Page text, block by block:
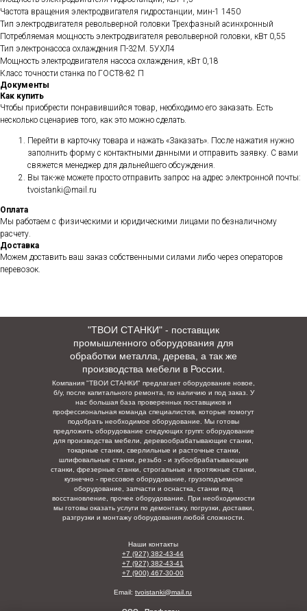
Частота вращения электродвигателя гидростанции, мин-1 1450
Тип электродвигателя револьверной головки Трехфазный асинхронный
Потребляемая мощность электродвигателя револьверной головки, кВт 0,55
Тип электронасоса охлаждения П-32М. 5УХЛ4
Мощность электродвигателя насоса охлаждения, кВт 0,18
Класс точности станка по ГОСТ8-82 П
Документы
Как купить
Чтобы приобрести понравившийся товар, необходимо его заказать. Есть
несколько сценариев того, как это можно сделать.
Перейти в карточку товара и нажать «Заказать». После нажатия нужно
заполнить форму с контактными данными и отправить заявку. С вами
свяжется менеджер для дальнейшего обсуждения.
Вы так-же можете просто отправить запрос на адрес электронной почты:
tvoistanki@mail.ru
Оплата
Мы работаем с физическими и юридическими лицами по безналичному
расчету.
Доставка
Можем доставить ваш заказ собственными силами либо через операторов
перевозок.
"ТВОИ СТАНКИ" - поставщик
промышленного оборудования для
обработки металла, дерева, а так же
производства мебели в России.
Компания "ТВОИ СТАНКИ" предлагает оборудование новое,
б/у, после капитального ремонта, по наличию и под заказ. У
нас большая база проверенных поставщиков и
профессиональная команда специалистов, которые помогут
подобрать необходимое оборудование. Мы готовы
предложить оборудование следующих групп: оборудование
для производства мебели, деревообрабатывающие станки,
токарные станки, сверлильные и расточные станки,
шлифовальные станки, резьбо - и зубообрабатывающие
станки, фрезерные станки, строгальные и протяжные станки,
кузнечно - прессовое оборудование, грузоподъемное
оборудование, запчасти и оснастка, станки под
восстановление, прочее оборудование. При необходимости
мы готовы оказать услуги по демонтажу, погрузки,
доставки,
разгрузки и монтажу оборудования любой сложности.
Наши контакты
+7 (927) 382-43-44
+7 (927) 382-43-41
+7 (900) 467-30-00
Email: tvoistanki@mail.ru